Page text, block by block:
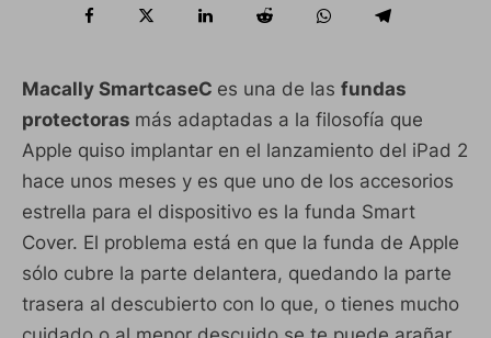
Macally SmartcaseC es una de las fundas
protectoras más adaptadas a la filosofía que
Apple quiso implantar en el lanzamiento del iPad 2
hace unos meses y es que uno de los accesorios
estrella para el dispositivo es la funda Smart
Cover. El problema está en que la funda de Apple
sólo cubre la parte delantera, quedando la parte
trasera al descubierto con lo que, o tienes mucho